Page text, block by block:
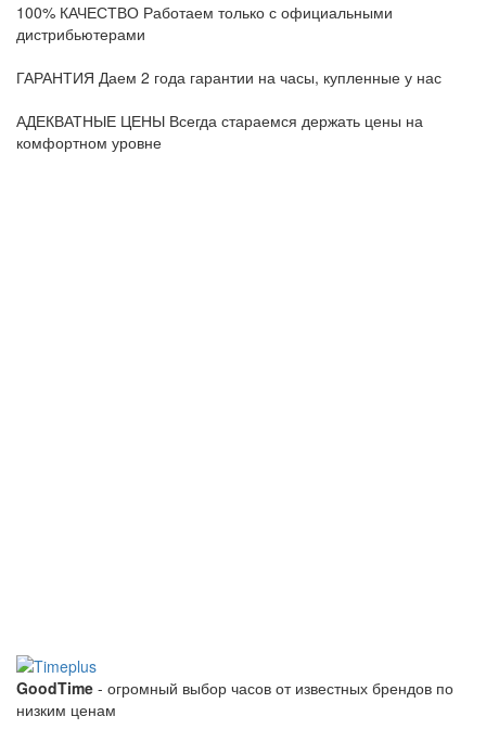
100% КАЧЕСТВО Работаем только с официальными
дистрибьютерами
ГАРАНТИЯ Даем 2 года гарантии на часы, купленные у нас
АДЕКВАТНЫЕ ЦЕНЫ Всегда стараемся держать цены на
комфортном уровне
GoodTime - огромный выбор часов от известных брендов по
низким ценам